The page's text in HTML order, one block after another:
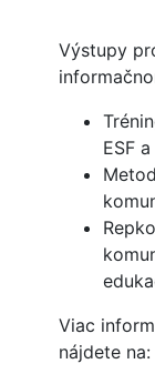
Výstupy
ESF
Viac
nájdete na: